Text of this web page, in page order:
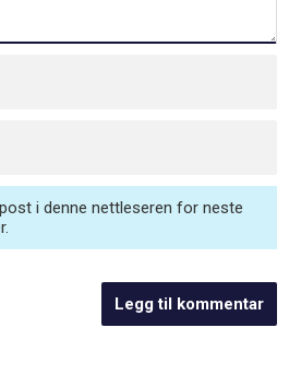
i denne nettleseren for neste